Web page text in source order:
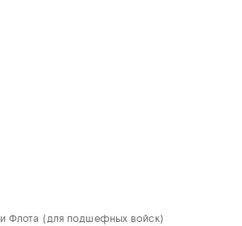
Флота (для подшефных войск)